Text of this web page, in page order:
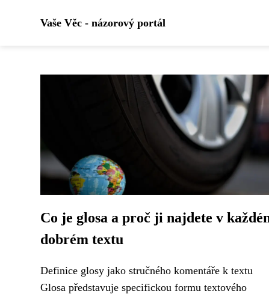
Vaše Věc - názorový portál
Co je glosa a proč ji najdete v
dobrém textu
Definice glosy jako stručného komentáře k textu
Glosa představuje specifickou formu textového